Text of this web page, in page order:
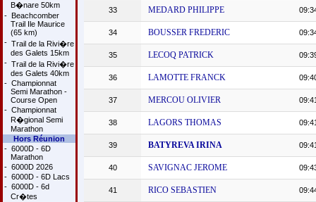
B�nare 50km
- Beachcomber
Trail Ile Maurice
(65 km)
- Trail de la Rivi�re
des Galets 15km
- Trail de la Rivi�re
des Galets 40km
- Championnat
Semi Marathon -
Course Open
- Championnat
R�gional Semi
Marathon
Hors Réunion
- 6000D - 6D
Marathon
- 6000D 2026
- 6000D - 6D Lacs
- 6000D - 6d
Cr�tes
33 MEDARD PHILIPPE
34 BOUSSER FREDERIC
35 LECOQ PATRICK
36 LAMOTTE FRANCK
37 MERCOU OLIVIER
38 LAGORS THOMAS
39 BATYREVA IRINA
40 SAVIGNAC JEROME
41 RICO SEBASTIEN